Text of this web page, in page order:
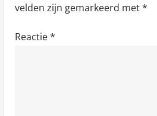
velden zijn gemarkeerd met*
Reactie*